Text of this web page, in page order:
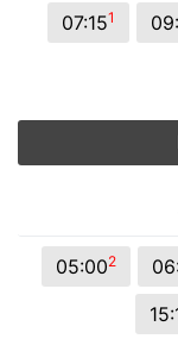
07:151
05:002